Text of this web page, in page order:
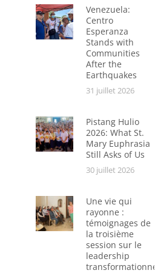
Venezuela:
Centro
Esperanza
Stands with
Communities
After the
Earthquakes
31 juillet 2026
Pistang Hulio
2026: What St.
Mary Euphrasia
Still Asks of Us
30 juillet 2026
Une vie qui
rayonne :
témoignages de
la troisième
session sur le
leadership
transformationnel